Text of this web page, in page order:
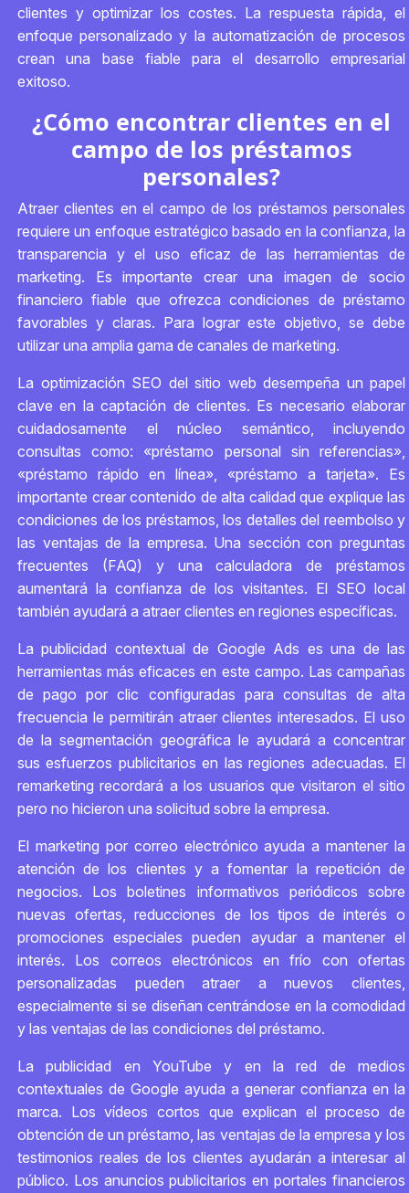
clientes y optimizar los costes. La respuesta rápida, el
enfoque personalizado y la automatización de procesos
crean una base fiable para el desarrollo empresarial
exitoso.
¿Cómo encontrar clientes en el
campo de los préstamos
personales?
Atraer clientes en el campo de los préstamos personales
requiere un enfoque estratégico basado en la confianza, la
transparencia y el uso eficaz de las herramientas de
marketing. Es importante crear una imagen de socio
financiero fiable que ofrezca condiciones de préstamo
favorables y claras. Para lograr este objetivo, se debe
utilizar una amplia gama de canales de marketing.
La optimización SEO del sitio web desempeña un papel
clave en la captación de clientes. Es necesario elaborar
cuidadosamente el núcleo semántico, incluyendo
consultas como: «préstamo personal sin referencias»,
«préstamo rápido en línea», «préstamo a tarjeta». Es
importante crear contenido de alta calidad que explique las
condiciones de los préstamos, los detalles del reembolso y
las ventajas de la empresa. Una sección con preguntas
frecuentes (FAQ) y una calculadora de préstamos
aumentará la confianza de los visitantes. El SEO local
también ayudará a atraer clientes en regiones específicas.
La publicidad contextual de Google Ads es una de las
herramientas más eficaces en este campo. Las campañas
de pago por clic configuradas para consultas de alta
frecuencia le permitirán atraer clientes interesados. El uso
de la segmentación geográfica le ayudará a concentrar
sus esfuerzos publicitarios en las regiones adecuadas. El
remarketing recordará a los usuarios que visitaron el sitio
pero no hicieron una solicitud sobre la empresa.
El marketing por correo electrónico ayuda a mantener la
atención de los clientes y a fomentar la repetición de
negocios. Los boletines informativos periódicos sobre
nuevas ofertas, reducciones de los tipos de interés o
promociones especiales pueden ayudar a mantener el
interés. Los correos electrónicos en frío con ofertas
personalizadas pueden atraer a nuevos clientes,
especialmente si se diseñan centrándose en la comodidad
y las ventajas de las condiciones del préstamo.
La publicidad en YouTube y en la red de medios
contextuales de Google ayuda a generar confianza en la
marca. Los vídeos cortos que explican el proceso de
obtención de un préstamo, las ventajas de la empresa y los
testimonios reales de los clientes ayudarán a interesar al
público. Los anuncios publicitarios en portales financieros